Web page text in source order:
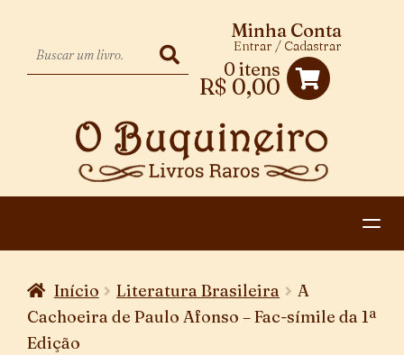
0 itens
R$ 0,00
Minha Conta
Entrar / Cadastrar
CATEGORIAS
EXPANDIR
MENU
Início Literatura Brasileira
A
Cachoeira de Paulo Afonso – Fac-símile da 1ª
Edição